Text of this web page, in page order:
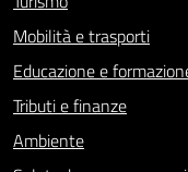
Mobilità e trasporti
Educazione e
Tributi e finanze
Ambiente